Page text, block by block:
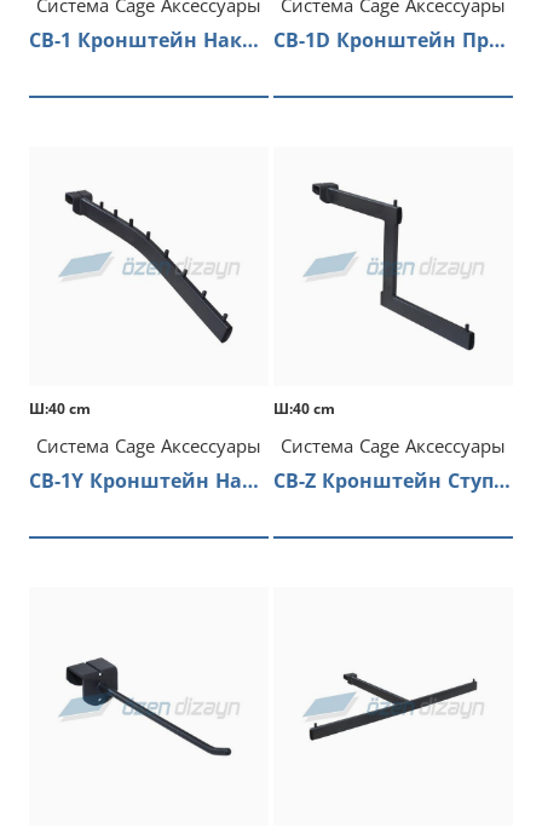
Система Cage Аксессуары
CB-1 Кронштейн Наклонный
Система Cage Аксессуары
CB-1D Кронштейн Прямой
Ш:40 cm
Система Cage Аксессуары
CB-1Y Кронштейн Наклонный
Ш:40 cm
Система Cage Аксессуары
CB-Z Кронштейн Ступенчатый